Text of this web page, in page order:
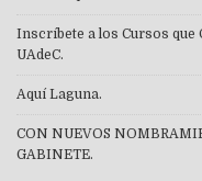
Inscríbete a los Cursos que
UAdeC.
Aquí Laguna.
CON NUEVOS
GABINETE.